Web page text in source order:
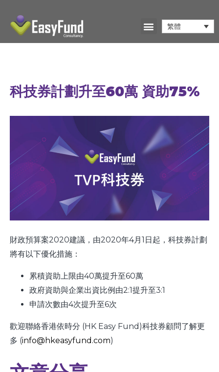
繁體
科技券計劃升至60萬 資助75%
財政預算案2020建議，由2020年4月1日起，科技券計劃
將有以下優化措施：
累積資助上限由40萬提升至60萬
政府資助與企業出資比例由2:1提升至3:1
申請次數由4次提升至6次
歡迎聯絡香港依時分 (HK Easy Fund)科技券顧問了解更
多 (info@hkeasyfund.com)